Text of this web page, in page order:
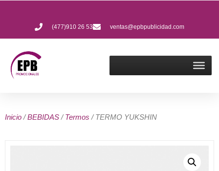
(477)910 26 53 ventas@epbpublicidad.com
Inicio /BEBIDAS /Termos / TERMO YUKSHIN